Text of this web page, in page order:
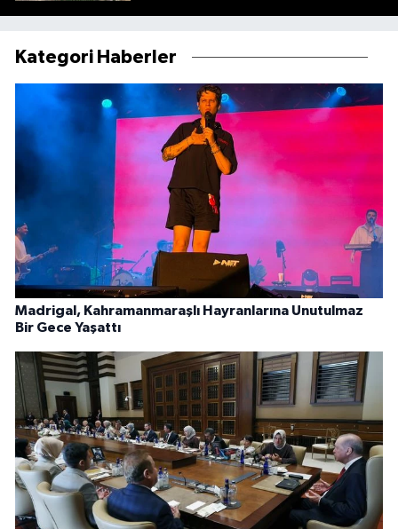
Kategori Haberler
Madrigal, Kahramanmaraşlı Hayranlarına Unutulmaz
Bir Gece Yaşattı